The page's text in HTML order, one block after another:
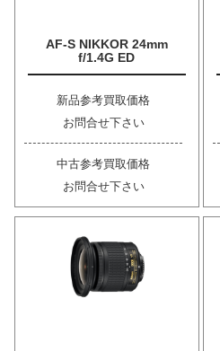
AF-S NIKKOR 24mm
f/1.4G ED
新品参考買取価格
お問合せ下さい
中古参考買取価格
お問合せ下さい